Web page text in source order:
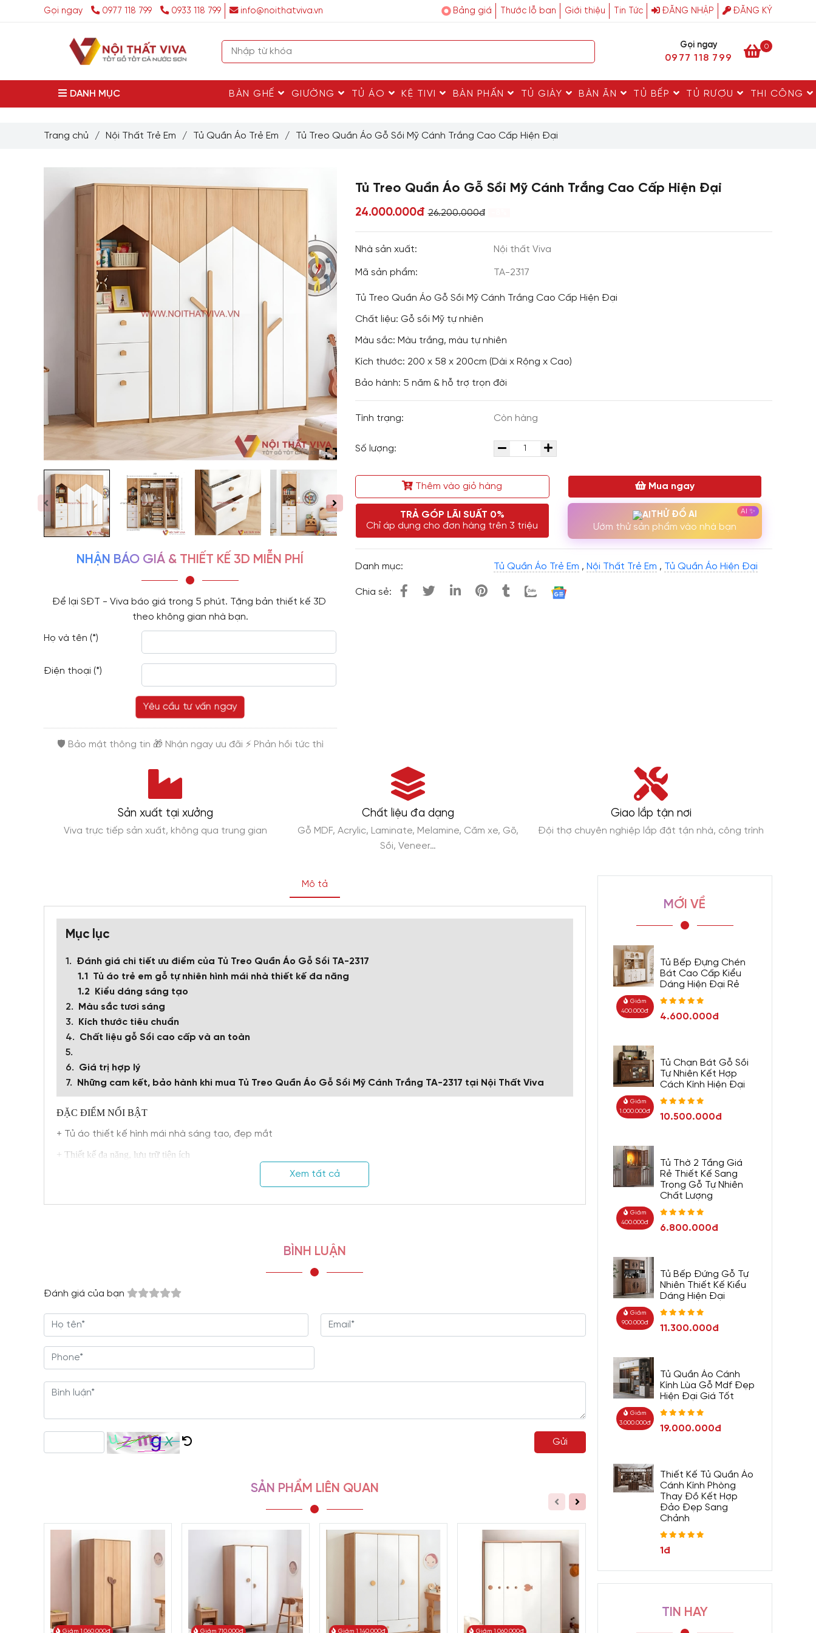
Gọi ngay 0977 118 799 0933 118 799 info@noithatviva.vn Bảng giá Thước lỗ ban Giới thiệu Tin Tức ĐĂNG NHẬP ĐĂNG KÝ
Gọi ngay
0977 118 799
0
DANH MỤC BÀN GHẾ GIƯỜNG TỦ ÁO KỆ TIVI BÀN PHẤN TỦ GIÀY BÀN ĂN TỦ BẾP TỦ RƯỢU THI CÔNG
Trang chủ / Nội Thất Trẻ Em / Tủ Quần Áo Trẻ Em / Tủ Treo Quần Áo Gỗ Sồi Mỹ Cánh Trắng Cao Cấp Hiện Đại
NHẬN BÁO GIÁ & THIẾT KẾ 3D MIỄN PHÍ
Để lại SĐT - Viva báo giá trong 5 phút. Tặng bản thiết kế 3D
theo không gian nhà bạn.
Họ và tên (*)
Điện thoại (*)
Yêu cầu tư vấn ngay
Tủ Treo Quần Áo Gỗ Sồi Mỹ Cánh Trắng Cao Cấp Hiện Đại
24.000.000đ 26.200.000đ
Nhà sản xuất: Nội thất Viva
Mã sản phẩm: TA-2317
Tủ Treo Quần Áo Gỗ Sồi Mỹ Cánh Trắng Cao Cấp Hiện Đại
Chất liệu: Gỗ sồi Mỹ tự nhiên
Màu sắc: Màu trắng, màu tự nhiên
Kích thước: 200 x 58 x 200cm (Dài x Rộng x Cao)
Bảo hành: 5 năm & hỗ trợ trọn đời
Tình trạng: Còn hàng
Số lượng:
Thêm vào giỏ hàng Mua ngay
TRẢ GÓP LÃI SUẤT 0%
Chỉ áp dụng cho đơn hàng trên 3 triệu
THỬ ĐỒ AI
Ướm thử sản phẩm vào nhà bạn
Danh mục: Tủ Quần Áo Trẻ Em , Nội Thất Trẻ Em , Tủ Quần Áo Hiện Đại
Chia sẻ:
Sản xuất tại xưởng
Viva trực tiếp sản xuất, không qua trung gian
Chất liệu đa dạng
Gỗ MDF, Acrylic, Laminate, Melamine, Căm xe, Gõ,
Sồi, Veneer…
Giao lắp tận nơi
Đội thợ chuyên nghiệp lắp đặt tận nhà, công trình
Mô tả
Mục lục
Đánh giá chi tiết ưu điểm của Tủ Treo Quần Áo Gỗ Sồi TA-2317
Tủ áo trẻ em gỗ tự nhiên hình mái nhà thiết kế đa năng
Kiểu dáng sáng tạo
Màu sắc tươi sáng
Kích thước tiêu chuẩn
Chất liệu gỗ Sồi cao cấp và an toàn
Giá trị hợp lý
Những cam kết, bảo hành khi mua Tủ Treo Quần Áo Gỗ Sồi Mỹ Cánh Trắng TA-2317 tại Nội Thất Viva
ĐẶC ĐIỂM NỔI BẬT
+ Tủ áo thiết kế hình mái nhà sáng tạo, đẹp mắt
+ Thiết kế đa năng, lưu trữ tiện ích
+ Chất lượng cao, cam kết mang đến sự hài lòng cao khi sử dụng.
+ Giá thành sản xuất tại xưởng cạnh tranh với tất cả các nhà cung cấp khác.
+ Tuyển chọn nguyên vật liệu nhập khẩu, thông qua kiểm duyệt chặt chẽ qua nhiều công đoạn sử dụng.
+ Đặt hàng theo yêu cầu
Tủ quần áo đóng vai trò khá quan trọng với trẻ trong bảo quản, giữ gìn đồ đạc. Tuy nhiên không phải bậc phụ huynh nào cũng biết
cách để chọn được mẫu tủ phù hợp.
màu tươi sáng đi kèm kiểu dáng xinh xắn là lựa chọn phù hợp với sở thích, tính cách của con.
Xem tất cả
BÌNH LUẬN
Đánh giá của bạn
Gửi
SẢN PHẨM LIÊN QUAN
Giảm 1.060.000đ Giảm 710.000đ Giảm 1.140.000đ Giảm 1.060.000đ
MỚI VỀ
Giảm
400.000đ
Tủ Bếp Đựng Chén
Bát Cao Cấp Kiểu
Dáng Hiện Đại Rẻ
4.600.000đ
Giảm
1.000.000đ
Tủ Chạn Bát Gỗ Sồi
Tự Nhiên Kết Hợp
Cách Kính Hiện Đại
10.500.000đ
Giảm
400.000đ
Tủ Thờ 2 Tầng Giá
Rẻ Thiết Kế Sang
Trọng Gỗ Tự Nhiên
Chất Lượng
6.800.000đ
Giảm
900.000đ
Tủ Bếp Đứng Gỗ Tự
Nhiên Thiết Kế Kiểu
Dáng Hiện Đại
11.300.000đ
Giảm
3.000.000đ
Tủ Quần Áo Cánh
Kính Lùa Gỗ Mdf Đẹp
Hiện Đại Giá Tốt
19.000.000đ
Thiết Kế Tủ Quần Áo
Cánh Kính Phòng
Thay Đồ Kết Hợp
Đảo Đẹp Sang
Chảnh
1đ
TIN HAY